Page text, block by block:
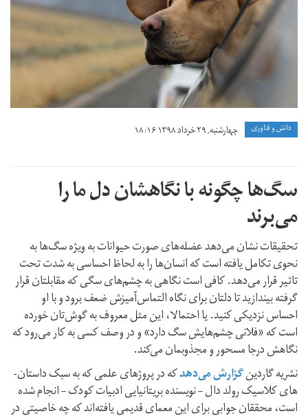
دانش و فناوری چهارشنبه, ۲۹ خرداد ۱۳۹۸ ۱۸:۱۶
سگ‌ها چگونه با نگاهشان دل ما را
می‌برند
تحقیقات نشان می‌دهد عضله‌­های صورت حیوانات به ویژه سگ‌­ها به
نحوی تکامل یافته است که انسان‌­ها را به لحاظ احساسی به شدت تحت
تاثیر قرار می‌­دهد. کافی است نگاهی به چشم­‌های سگی که مقابل­تان قرار
گرفته بیندازید تا دلتان برای نگاه التماس‌­آمیزش ضعف برود و با او
احساس نزدیکی کنید. یا احتمالا، این مثل معروف به گوش­‌تان خورده
است که «فلانی چشم­‌هایش سگ دارد» و در وصف کسی به کار می‌­رود که
نگاهش درجا مسحور و مجذوب­مان می­‌کند.
نشریه گاردینگزارش می‌دهدکه در پروژه­ای علمی که به سبک داستان‌­
های کلاسیک رولد دال – نویسنده بریتانیایی ادبیات کودک – انجام شده
است، محققان جوابی برای این معمای قدیمی یافته‌­اند که چه خاصیتی در